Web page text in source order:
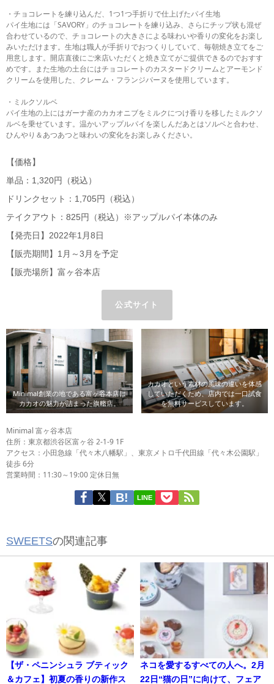
・チョコレートを練り込んだ、1つ1つ手折りで仕上げたパイ生地
パイ生地には「SAVORY」のチョコレートを練り込み、さらにチップ状も混ぜ
合わせているので、チョコレートの大きさによる味わいや香りの変化をお楽し
みいただけます。生地は職人が手折りでおつくりしていて、毎朝焼き立てをご
用意します。開店直後にご来店いただくと焼き立てがご提供できるのでおすす
めです。また生地の土台にはチョコレートのカスタードクリームとアーモンド
クリームを使用した、クレーム・フランジパーヌを使用しています。
・ミルクソルベ
パイ生地の上にはガーナ産のカカオニブをミルクにつけ香りを移したミルクソ
ルベを乗せています。温かいアップルパイを楽しんだあとはソルベと合わせ、
ひんやり＆あつあつと味わいの変化をお楽しみください。
【価格】
単品：1,320円（税込）
ドリンクセット：1,705円（税込）
テイクアウト：825円（税込）※アップルパイ本体のみ
【発売日】2022年1月8日
【販売期間】1月～3月を予定
【販売場所】富ヶ谷本店
公式サイト
Minimal創業の地である富ヶ谷本店は
カカオの魅力が詰まった旗艦店。
カカオという素材の風味の違いを体感
していただくため、店内では一口試食
を無料サービスしています。
Minimal 富ヶ谷本店
住所：東京都渋谷区富ヶ谷 2-1-9 1F
アクセス：小田急線「代々木八幡駅」、東京メトロ千代田線「代々木公園駅」
徒歩 6分
営業時間：11:30～19:00 定休日無
LINE
SWEETSの関連記事
【ザ・ペニンシュラ ブティック
＆カフェ】初夏の香りの新作ス
ネコを愛するすべての人へ。2月
22日“猫の日”に向けて、フェア